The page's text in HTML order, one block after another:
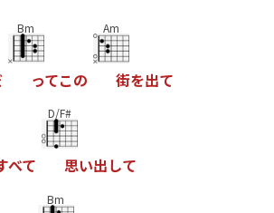
Bm
ってこの
Am
街を出て
べて
D/F#
思い出して
Bm